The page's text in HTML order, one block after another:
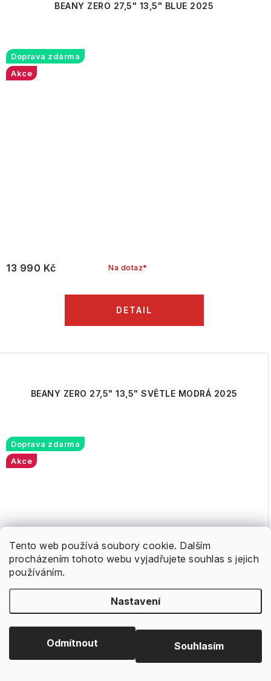
Tento web používá soubory cookie. Dalším
procházením tohoto webu vyjadřujete souhlas s jejich
používáním.
Nastavení
Odmítnout Souhlasím
BEANY ZERO 27,5" 13,5" BLUE 2025
Doprava zdarma
Akce
Na dotaz*
13 990 Kč
BEANY ZERO 27,5" 13,5" SVĚTLE MODRÁ 2025
Doprava zdarma
Akce
13 990 Kč